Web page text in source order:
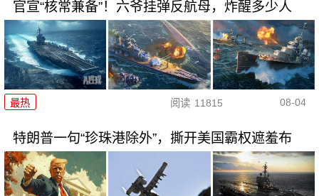
官宣“核常兼备”！六爷挂弹反航母，炸醒多少人
最热 阅读 11815 08-04
特朗普一句“珍珠港除外”，撕开美国霸权遮羞布